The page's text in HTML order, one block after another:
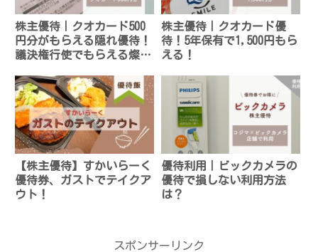
株主優待｜クオカード500
円分がもらえる隠れ優待！
議決権行使でもらえる燦キ
株主優待｜クオカード優
待！5年保有で1,500円もら
える！
【株主優待】すかいらーく
優待券、ガストでテイクア
ウト！
優待利用｜ビックカメラの
優待で損しない利用方法
は？
スポンサーリンク